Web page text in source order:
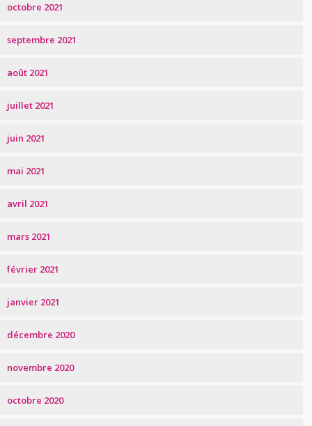
octobre 2021
septembre 2021
août 2021
juillet 2021
juin 2021
mai 2021
avril 2021
mars 2021
février 2021
janvier 2021
décembre 2020
novembre 2020
octobre 2020